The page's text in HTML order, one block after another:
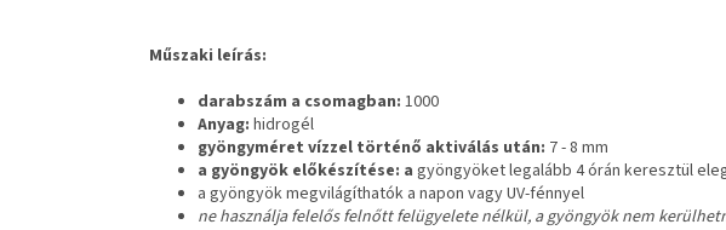
Műszaki leírás:
darabszám a csomagban: 1000
Anyag: hidrogél
gyöngyméret vízzel történő aktiválás után: 7 - 8 mm
a gyöngyök előkészítése: a gyöngyöket legalább 4 órán keresztül
a gyöngyök megvilágíthatók a napon vagy UV-fénnyel
ne használja felelős felnőtt felügyelete nélkül, a gyöngyök nem